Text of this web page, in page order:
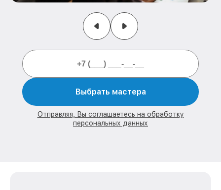
Выбрать мастера
Отправляя, Вы соглашаетесь на обработку
персональных данных